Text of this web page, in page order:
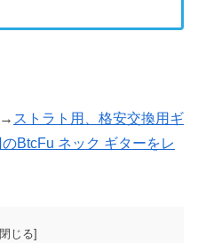
→ ストラト用、格安交換用ギ
BtcFu ネック ギターをレ